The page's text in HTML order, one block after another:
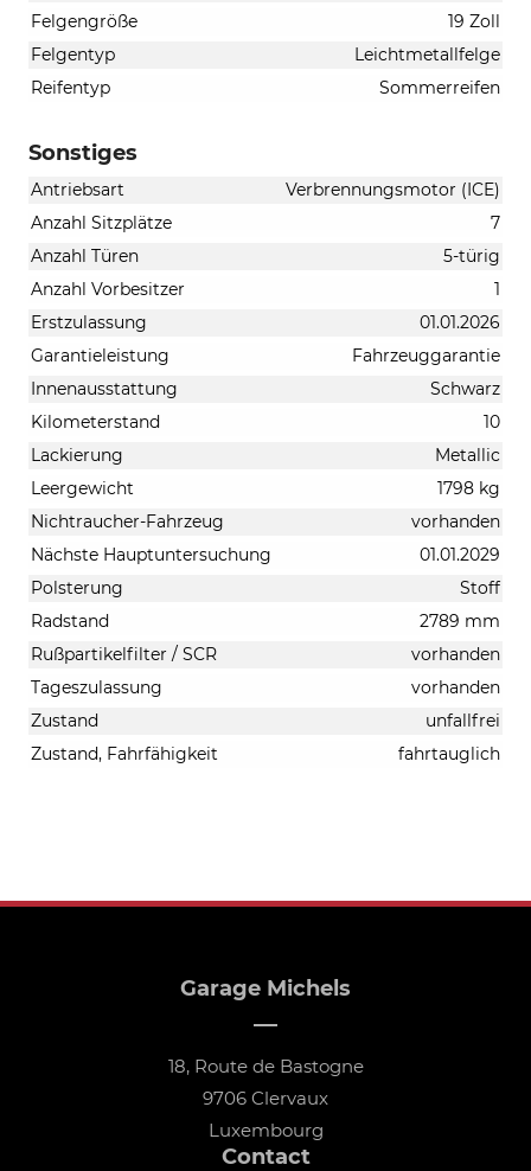
Felgengröße
19 Zoll
Felgentyp
Leichtmetallfelge
Reifentyp
Sommerreifen
Sonstiges
Antriebsart
Verbrennungsmotor (ICE)
Anzahl Sitzplätze
7
Anzahl Türen
5-türig
Anzahl Vorbesitzer
1
Erstzulassung
01.01.2026
Garantieleistung
Fahrzeuggarantie
Innenausstattung
Schwarz
Kilometerstand
10
Lackierung
Metallic
Leergewicht
1798 kg
Nichtraucher-Fahrzeug
vorhanden
Nächste Hauptuntersuchung
01.01.2029
Polsterung
Stoff
Radstand
2789 mm
Rußpartikelfilter / SCR
vorhanden
Tageszulassung
vorhanden
Zustand
unfallfrei
Zustand, Fahrfähigkeit
fahrtauglich
Garage Michels
18, Route de Bastogne
9706 Clervaux
Luxembourg
Contact